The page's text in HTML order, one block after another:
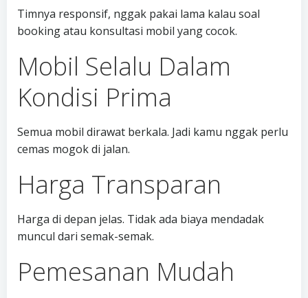
Timnya responsif, nggak pakai lama kalau soal
booking atau konsultasi mobil yang cocok.
Mobil Selalu Dalam
Kondisi Prima
Semua mobil dirawat berkala. Jadi kamu nggak perlu
cemas mogok di jalan.
Harga Transparan
Harga di depan jelas. Tidak ada biaya mendadak
muncul dari semak-semak.
Pemesanan Mudah